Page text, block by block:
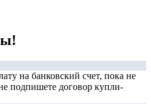
на банковский счет, пока не
подпишете договор купли-